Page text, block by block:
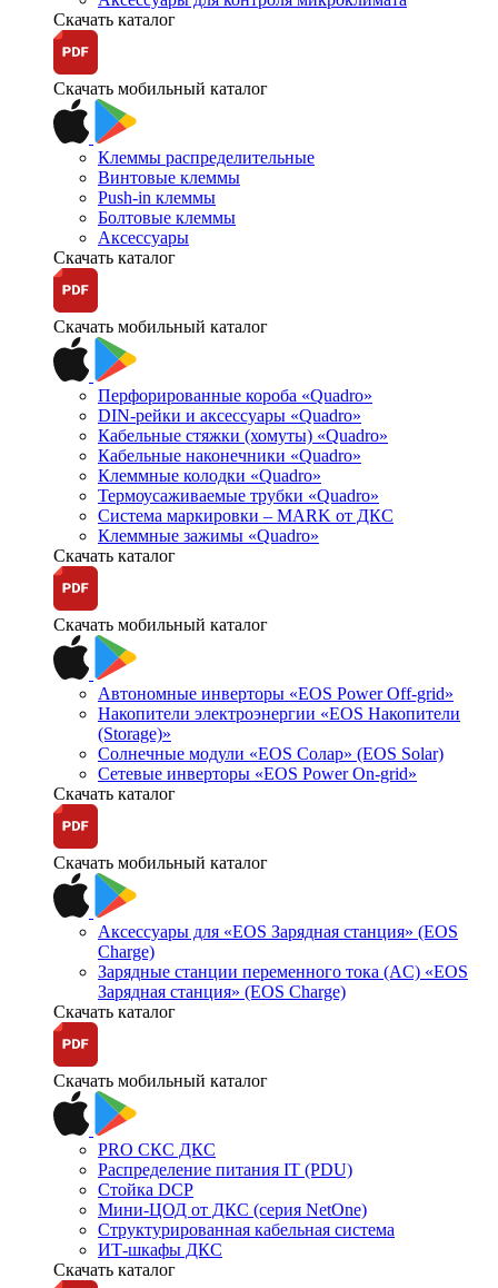
Скачать каталог
Скачать мобильный каталог
Клеммы распределительные
Винтовые клеммы
Push-in клеммы
Болтовые клеммы
Аксессуары
Скачать каталог
Скачать мобильный каталог
Перфорированные короба «Quadro»
DIN-рейки и аксессуары «Quadro»
Кабельные стяжки (хомуты) «Quadro»
Кабельные наконечники «Quadro»
Клеммные колодки «Quadro»
Термоусаживаемые трубки «Quadro»
Система маркировки – MARK от ДКС
Клеммные зажимы «Quadro»
Скачать каталог
Скачать мобильный каталог
Автономные инверторы «EOS Power Off-grid»
Накопители электроэнергии «EOS Накопители
(Storage)»
Солнечные модули «EOS Солар» (EOS Solar)
Сетевые инверторы «EOS Power On-grid»
Скачать каталог
Скачать мобильный каталог
Аксессуары для «EOS Зарядная станция» (EOS
Charge)
Зарядные станции переменного тока (AC) «EOS
Зарядная станция» (EOS Charge)
Скачать каталог
Скачать мобильный каталог
PRO СКС ДКС
Распределение питания IT (PDU)
Стойка DCP
Мини-ЦОД от ДКС (серия NetOne)
Структурированная кабельная система
ИТ-шкафы ДКС
Скачать каталог